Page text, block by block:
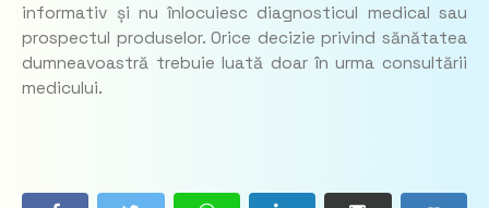
informativ și nu înlocuiesc diagnosticul medical sau
prospectul produselor. Orice decizie privind sănătatea
dumneavoastră trebuie luată doar în urma consultării
medicului.